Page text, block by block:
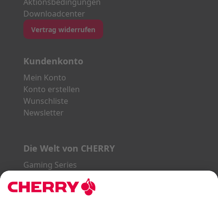
Aktionsbedingungen
Downloadcenter
Vertrag widerrufen
Kundenkonto
Mein Konto
Konto erstellen
Wunschliste
Newsletter
Die Welt von CHERRY
Gaming Series
SLIM Line